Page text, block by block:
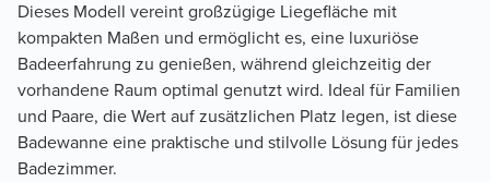
Dieses Modell vereint großzügige Liegefläche mit
kompakten Maßen und ermöglicht es, eine luxuriöse
Badeerfahrung zu genießen, während gleichzeitig der
vorhandene Raum optimal genutzt wird. Ideal für Familien
und Paare, die Wert auf zusätzlichen Platz legen, ist diese
Badewanne eine praktische und stilvolle Lösung für jedes
Badezimmer.